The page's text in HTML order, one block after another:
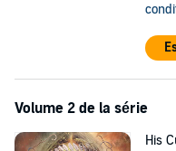
>> Diese ungekürzte
Volume 2 de la série
His